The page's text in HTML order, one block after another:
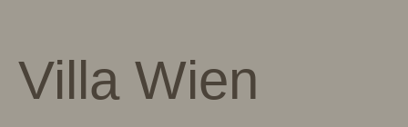
Villa Wien